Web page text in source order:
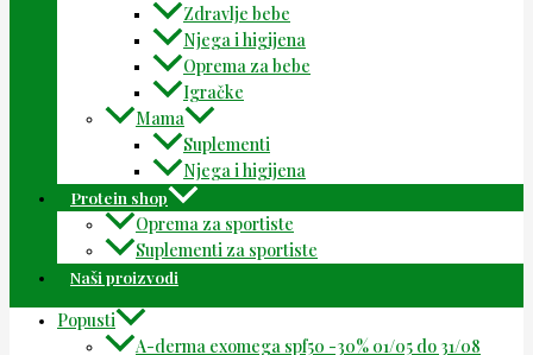
Zdravlje bebe
Njega i higijena
Oprema za bebe
Igračke
Mama
Suplementi
Njega i higijena
Protein shop
Oprema za sportiste
Suplementi za sportiste
Naši proizvodi
Popusti
A-derma exomega spf50 -30% 01/05 do 31/08